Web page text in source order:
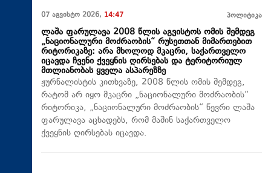
07 აგვისტო 2026, 14:47 პოლიტიკა
ლაშა ფარულავა 2008 წლის აგვისტოს ომის შემდეგ
„ნაციონალური მოძრაობის“ რუსეთთან მიმართებით
რიტორიკაზე: არა მხოლოდ მკაცრი, საქართველო
იცავდა ჩვენი ქვეყნის ღირსებას და ტერიტორიულ
მთლიანობას ყველა ასპარეზზე
ჟურნალისტის კითხვაზე, 2008 წლის ომის შემდეგ,
რატომ არ იყო მკაცრი „ნაციონალური მოძრაობის“
რიტორიკა, „ნაციონალური მოძრაობის“ წევრი ლაშა
ფარულავა აცხადებს, რომ მაშინ საქართველო
ქვეყნის ღირსებას იცავდა.